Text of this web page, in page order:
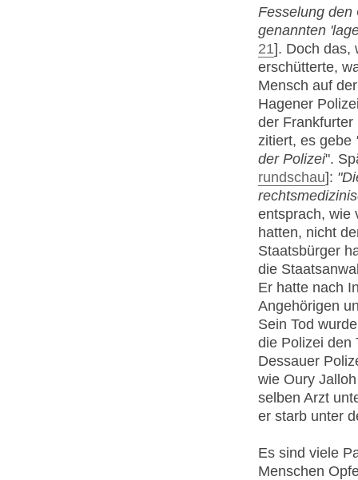
Fesselung den
genannten
21]. Doch das,
erschütterte,
Mensch auf
Hagener
der Frankfurter
zitiert, es gebe
der Polizei".
rundschau]:
entsprach, wie
hatten, nicht
Staatsbürger
die
Er hatte nach
Angehörigen
Sein Tod
die Polizei den
Dessauer
wie Oury
selben Arzt
er starb unter
Es sind viele
Menschen